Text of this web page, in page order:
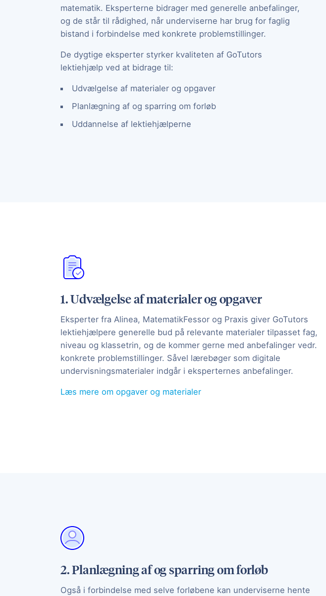
matematik. Eksperterne bidrager med generelle anbefalinger,
og de står til rådighed, når underviserne har brug for faglig
bistand i forbindelse med konkrete problemstillinger.
De dygtige eksperter styrker kvaliteten af GoTutors
lektiehjælp ved at bidrage til:
Udvælgelse af materialer og opgaver
Planlægning af og sparring om forløb
Uddannelse af lektiehjælperne
1. Udvælgelse af materialer og opgaver
Eksperter fra Alinea, MatematikFessor og Praxis giver GoTutors
lektiehjælpere generelle bud på relevante materialer tilpasset fag,
niveau og klassetrin, og de kommer gerne med anbefalinger vedr.
konkrete problemstillinger. Såvel lærebøger som digitale
undervisningsmaterialer indgår i eksperternes anbefalinger.
Læs mere om opgaver og materialer
2. Planlægning af og sparring om forløb
Også i forbindelse med selve forløbene kan underviserne hente